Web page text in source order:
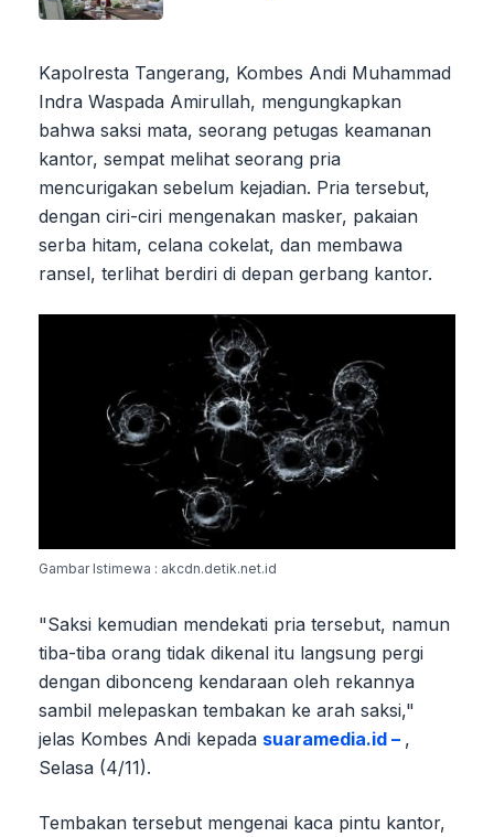
Kapolresta Tangerang, Kombes Andi Muhammad
Indra Waspada Amirullah, mengungkapkan
bahwa saksi mata, seorang petugas keamanan
kantor, sempat melihat seorang pria
mencurigakan sebelum kejadian. Pria tersebut,
dengan ciri-ciri mengenakan masker, pakaian
serba hitam, celana cokelat, dan membawa
ransel, terlihat berdiri di depan gerbang kantor.
Gambar Istimewa : akcdn.detik.net.id
"Saksi kemudian mendekati pria tersebut, namun
tiba-tiba orang tidak dikenal itu langsung pergi
dengan dibonceng kendaraan oleh rekannya
sambil melepaskan tembakan ke arah saksi,"
jelas Kombes Andi kepada suaramedia.id – ,
Selasa (4/11).
Tembakan tersebut mengenai kaca pintu kantor,